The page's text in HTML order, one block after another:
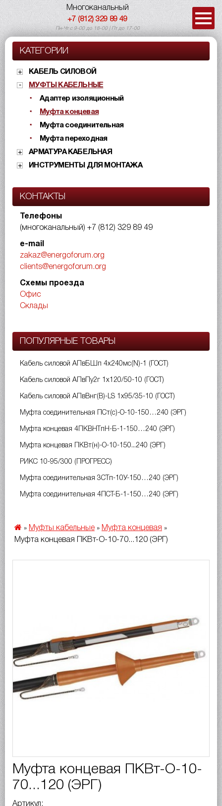
Многоканальный
+7 (812) 329 89 49
Пн-Чт с 9-00 до 18-00 | Пт до 17-00
КАТЕГОРИИ
КАБЕЛЬ СИЛОВОЙ
МУФТЫ КАБЕЛЬНЫЕ
Адаптер изоляционный
Муфта концевая
Муфта соединительная
Муфта переходная
АРМАТУРА КАБЕЛЬНАЯ
ИНСТРУМЕНТЫ ДЛЯ МОНТАЖА
КОНТАКТЫ
Телефоны
(многоканальный) +7 (812) 329 89 49
e-mail
zakaz@energoforum.org
clients@energoforum.org
Схемы проезда
Офис
Склады
ПОПУЛЯРНЫЕ ТОВАРЫ
Кабель силовой АПвБШп 4х240мс(N)-1 (ГОСТ)
Кабель силовой АПвПу2г 1х120/50-10 (ГОСТ)
Кабель силовой АПвВнг(B)-LS 1х95/35-10 (ГОСТ)
Муфта соединительная ПСт(с)-О-10-150…240 (ЭРГ)
Муфта концевая 4ПКВНТпН-Б-1-150…240 (ЭРГ)
Муфта концевая ПКВт(н)-О-10-150...240 (ЭРГ)
РИКС 10-95/300 (ПРОГРЕСС)
Муфта соединительная 3СТп-10У-150…240 (ЭРГ)
Муфта соединительная 4ПСТ-Б-1-150…240 (ЭРГ)
» Муфты кабельные » Муфта концевая »
Муфта концевая ПКВт-О-10-70...120 (ЭРГ)
Муфта концевая ПКВт-О-10-
70...120 (ЭРГ)
Артикул: